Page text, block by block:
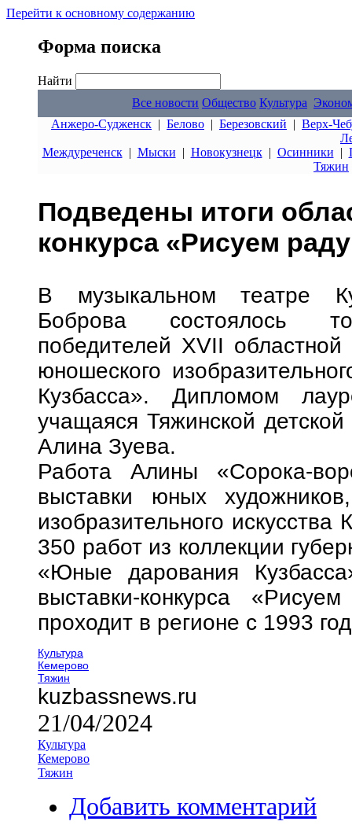
Перейти к основному содержанию
Форма поиска
Найти
Все новости Общество Культура
Анжеро-Судженск | Белово | Березовский | Верх-
Междуреченск| Мыски | Новокузнецк| Осинники |
Тяжин
Подведены итоги
конкурса «Рисуем
В музыкальном театре
Боброва состоялось
победителей XVII областной
юношеского
Кузбасса». Дипломом
учащаяся Тяжинской
Алина Зуева.
Работа Алины «Сорока-
выставки юных
изобразительного
350 работ из коллекции
«Юные дарования
выставки-конкурса
проходит в регионе с 1993
Культура
Кемерово
Тяжин
kuzbassnews.ru
21/04/2024
Культура
Кемерово
Тяжин
Добавить комментарий